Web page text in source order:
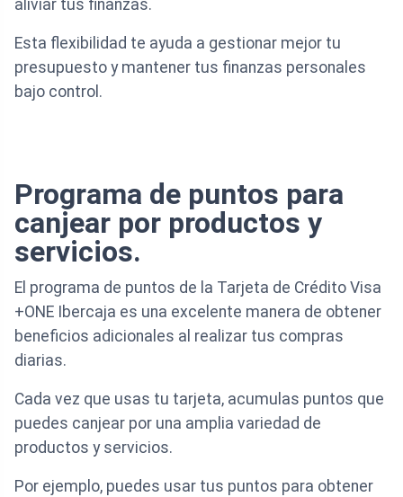
aliviar tus finanzas.
Esta flexibilidad te ayuda a gestionar mejor tu
presupuesto y mantener tus finanzas personales
bajo control.
Programa de puntos para
canjear por productos y
servicios.
El programa de puntos de la Tarjeta de Crédito Visa
+ONE Ibercaja es una excelente manera de obtener
beneficios adicionales al realizar tus compras
diarias.
Cada vez que usas tu tarjeta, acumulas puntos que
puedes canjear por una amplia variedad de
productos y servicios.
Por ejemplo, puedes usar tus puntos para obtener